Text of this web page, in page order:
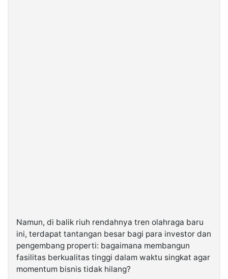
Namun, di balik riuh rendahnya tren olahraga baru
ini, terdapat tantangan besar bagi para investor dan
pengembang properti: bagaimana membangun
fasilitas berkualitas tinggi dalam waktu singkat agar
momentum bisnis tidak hilang?